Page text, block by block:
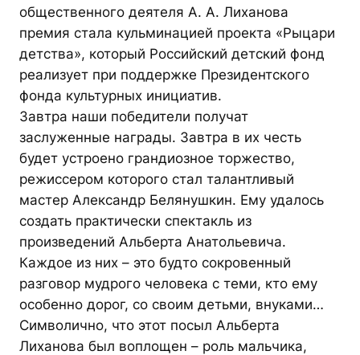
общественного деятеля А. А. Лиханова
премия стала кульминацией проекта «Рыцари
детства», который Российский детский фонд
реализует при поддержке Президентского
фонда культурных инициатив.
Завтра наши победители получат
заслуженные награды. Завтра в их честь
будет устроено грандиозное торжество,
режиссером которого стал талантливый
мастер Александр Белянушкин. Ему удалось
создать практически спектакль из
произведений Альберта Анатольевича.
Каждое из них – это будто сокровенный
разговор мудрого человека с теми, кто ему
особенно дорог, со своим детьми, внуками…
Символично, что этот посыл Альберта
Лиханова был воплощен – роль мальчика,